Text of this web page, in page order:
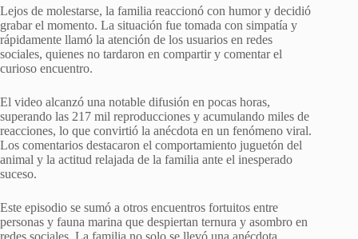
Lejos de molestarse, la familia reaccionó con humor y decidió
grabar el momento. La situación fue tomada con simpatía y
rápidamente llamó la atención de los usuarios en redes
sociales, quienes no tardaron en compartir y comentar el
curioso encuentro.
El video alcanzó una notable difusión en pocas horas,
superando las 217 mil reproducciones y acumulando miles de
reacciones, lo que convirtió la anécdota en un fenómeno viral.
Los comentarios destacaron el comportamiento juguetón del
animal y la actitud relajada de la familia ante el inesperado
suceso.
Este episodio se sumó a otros encuentros fortuitos entre
personas y fauna marina que despiertan ternura y asombro en
redes sociales. La familia no solo se llevó una anécdota